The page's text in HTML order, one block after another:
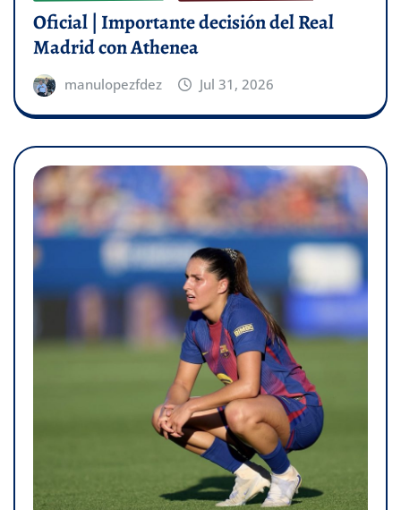
Oficial | Importante decisión del Real
Madrid con Athenea
manulopezfdez Jul 31, 2026